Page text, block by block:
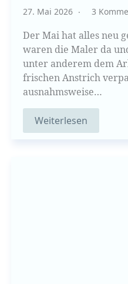
27. Mai 2026 3
Der Mai hat alles neu
waren die Maler da
unter anderem dem
frischen Anstrich
ausnahmsweise…
Weiterlesen